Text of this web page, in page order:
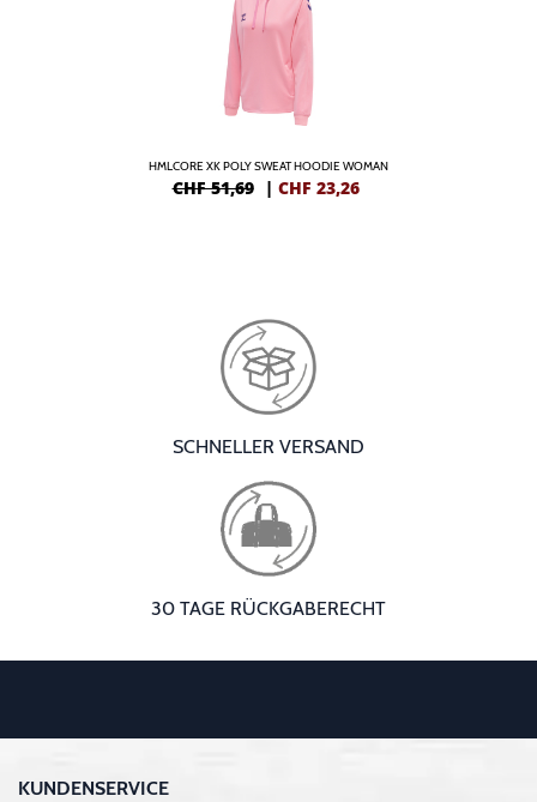
HMLCORE XK POLY SWEAT HOODIE WOMAN
CHF 51,69 | CHF 23,26
SCHNELLER VERSAND
30 TAGE RÜCKGABERECHT
KUNDENSERVICE